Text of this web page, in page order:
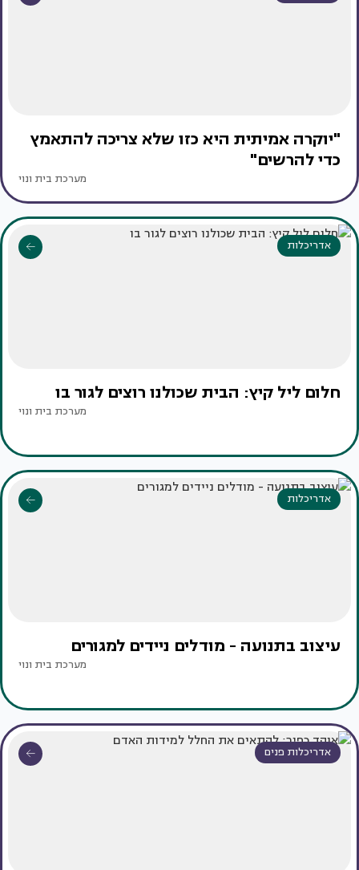
"יוקרה אמיתית היא כזו שלא צריכה להתאמץ
כדי להרשים"
מערכת בית ונוי
אדריכלות
חלום ליל קיץ: הבית שכולנו רוצים לגור בו
מערכת בית ונוי
אדריכלות
עיצוב בתנועה - מודלים ניידים למגורים
מערכת בית ונוי
אדריכלות פנים